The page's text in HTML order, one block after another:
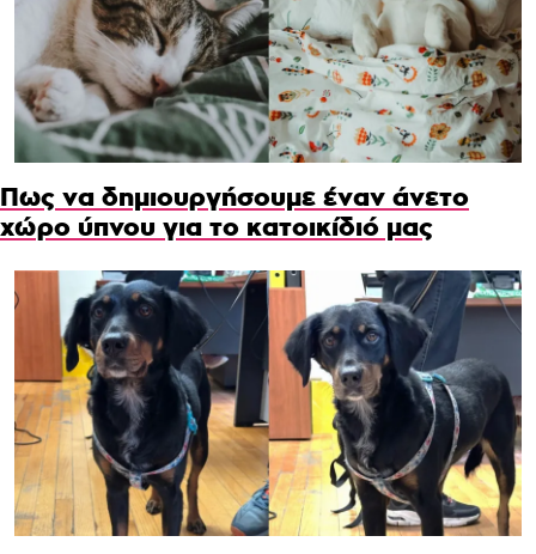
Πως να δημιουργήσουμε έναν άνετο
χώρο ύπνου για το κατοικίδιό μας